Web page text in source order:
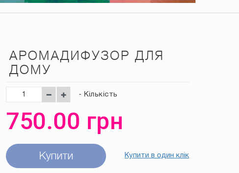
АРОМАДИФУЗОР ДЛЯ
ДОМУ
- Кількість
750.00 грн
Купити Купити в один клік